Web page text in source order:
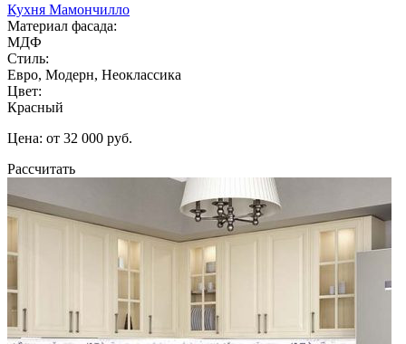
Кухня Мамончилло
Материал фасада:
МДФ
Стиль:
Евро, Модерн, Неоклассика
Цвет:
Красный
Цена: от 32 000 руб.
Рассчитать